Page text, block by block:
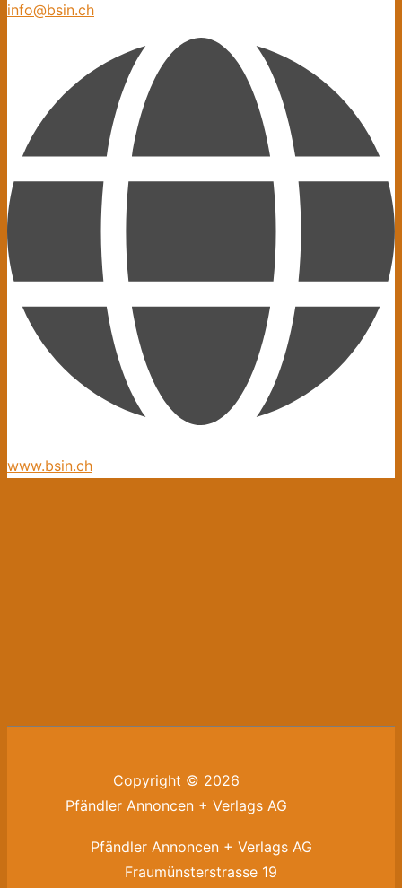
info@bsin.ch
www.bsin.ch
Copyright © 2026
Pfändler Annoncen + Verlags AG
Pfändler Annoncen + Verlags AG
Fraumünsterstrasse 19